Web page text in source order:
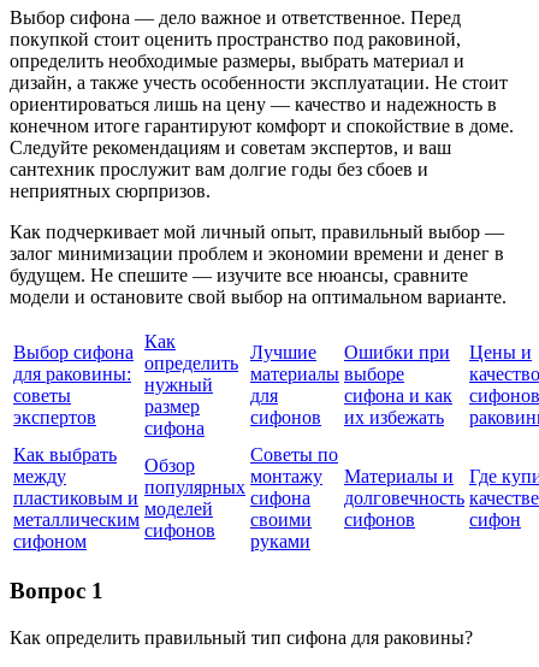
Выбор сифона — дело важное и ответственное. Перед
покупкой стоит оценить пространство под раковиной,
определить необходимые размеры, выбрать материал и
дизайн, а также учесть особенности эксплуатации. Не стоит
ориентироваться лишь на цену — качество и надежность в
конечном итоге гарантируют комфорт и спокойствие в доме.
Следуйте рекомендациям и советам экспертов, и ваш
сантехник прослужит вам долгие годы без сбоев и
неприятных сюрпризов.
Как подчеркивает мой личный опыт, правильный выбор —
залог минимизации проблем и экономии времени и денег в
будущем. Не спешите — изучите все нюансы, сравните
модели и остановите свой выбор на оптимальном варианте.
Выбор сифона
для раковины:
советы
экспертов
Как
определить
нужный
размер
сифона
Лучшие
материалы
для
сифонов
Ошибки при
выборе
сифона и как
их избежать
Цены и
качество
Как выбрать
между
пластиковым и
металлическим
сифоном
Обзор
популярных
моделей
сифонов
Советы по
монтажу
сифона
своими
руками
Материалы и
долговечность
сифонов
Где
сифон
Вопрос 1
Как определить правильный тип сифона для раковины?